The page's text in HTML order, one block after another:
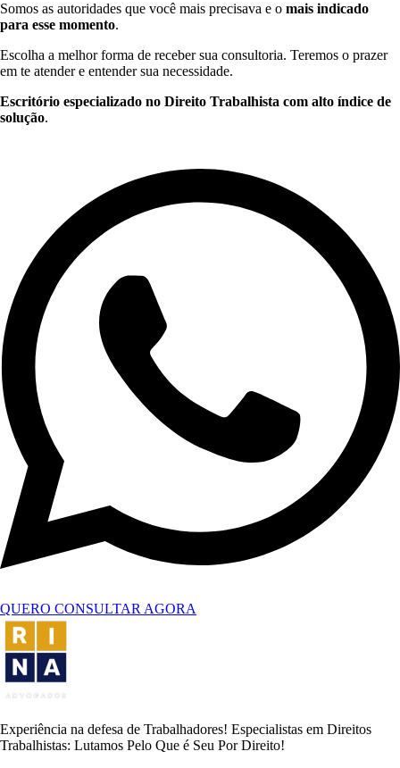
Somos as autoridades que você mais precisava e o mais indicado
para esse momento.
Escolha a melhor forma de receber sua consultoria. Teremos o prazer
em te atender e entender sua necessidade.
Escritório especializado no Direito Trabalhista com alto índice de
solução.
QUERO CONSULTAR AGORA
Experiência na defesa de Trabalhadores! Especialistas em Direitos
Trabalhistas: Lutamos Pelo Que é Seu Por Direito!